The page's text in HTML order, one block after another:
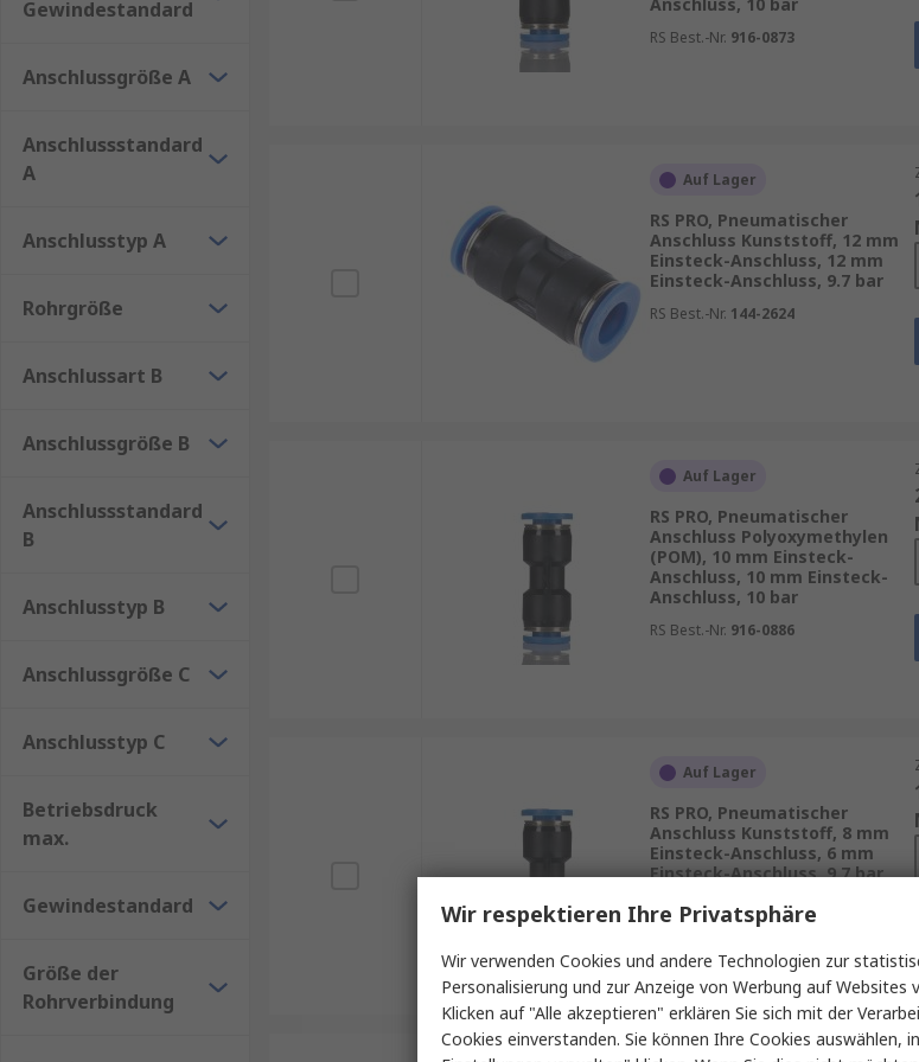
Gewindestandard
Anschlussgröße A
Anschlussstandard
A
Anschlusstyp A
Rohrgröße
Anschlussart B
Anschlussgröße B
Anschlussstandard
B
Anschlusstyp B
Anschlussgröße C
Anschlusstyp C
Betriebsdruck
max.
Gewindestandard
Größe der
Rohrverbindung
RS Best.-Nr. 916-0873
Auf Lager
RS PRO, Pneumatischer
Anschluss Kunststoff, 12 mm
Einsteck-Anschluss, 12 mm
Einsteck-Anschluss, 9.7 bar
RS Best.-Nr. 144-2624
Auf Lager
RS PRO, Pneumatischer
Anschluss Polyoxymethylen
(POM), 10 mm Einsteck-
Anschluss, 10 mm Einsteck-
Anschluss, 10 bar
RS Best.-Nr. 916-0886
Auf Lager
RS PRO, Pneumatischer
Anschluss Kunststoff, 8 mm
Einsteck-Anschluss, 6 mm
Einsteck-Anschluss, 9.7 bar
RS Best.-Nr.144-2645
Wir respektieren Ihre Privatsphäre
Wir verwenden Cookies und andere Technologien zur
Personalisierung und zur Anzeige von Werbung auf
Klicken auf "Alle akzeptieren" erklären Sie sich mit der
Cookies einverstanden. Sie können Ihre Cookies auswählen,